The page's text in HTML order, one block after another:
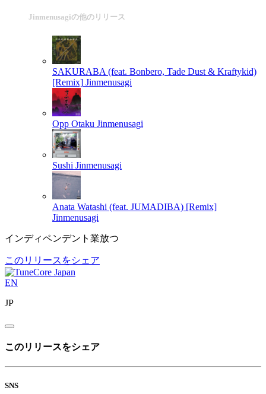
Jinmenusagiの他のリリース
SAKURABA (feat. Bonbero, Tade Dust & Kraftykid)
[Remix] Jinmenusagi
Opp Otaku Jinmenusagi
Sushi Jinmenusagi
Anata Watashi (feat. JUMADIBA) [Remix]
Jinmenusagi
インディペンデント業放つ
このリリースをシェア
EN
JP
このリリースをシェア
SNS